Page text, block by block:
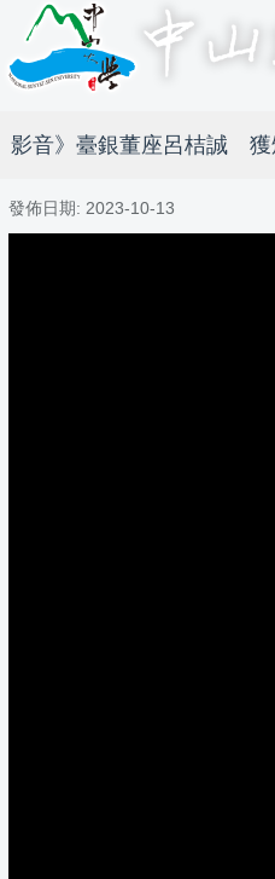
影音》臺銀董座呂桔誠 獲
發佈日期: 2023-10-13